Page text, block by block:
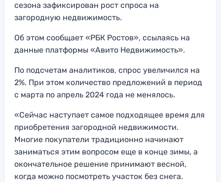
сезона зафиксирован рост спроса на
загородную недвижимость.
Об этом сообщает «РБК Ростов», ссылаясь на
данные платформы «Авито Недвижимость».
По подсчетам аналитиков, спрос увеличился на
2%. При этом количество предложений в период
с марта по апрель 2024 года не менялось.
«Сейчас наступает самое подходящее время для
приобретения загородной недвижимости.
Многие покупатели традиционно начинают
заниматься этим вопросом еще в конце зимы, а
окончательное решение принимают весной,
когда можно посмотреть участок без снега.